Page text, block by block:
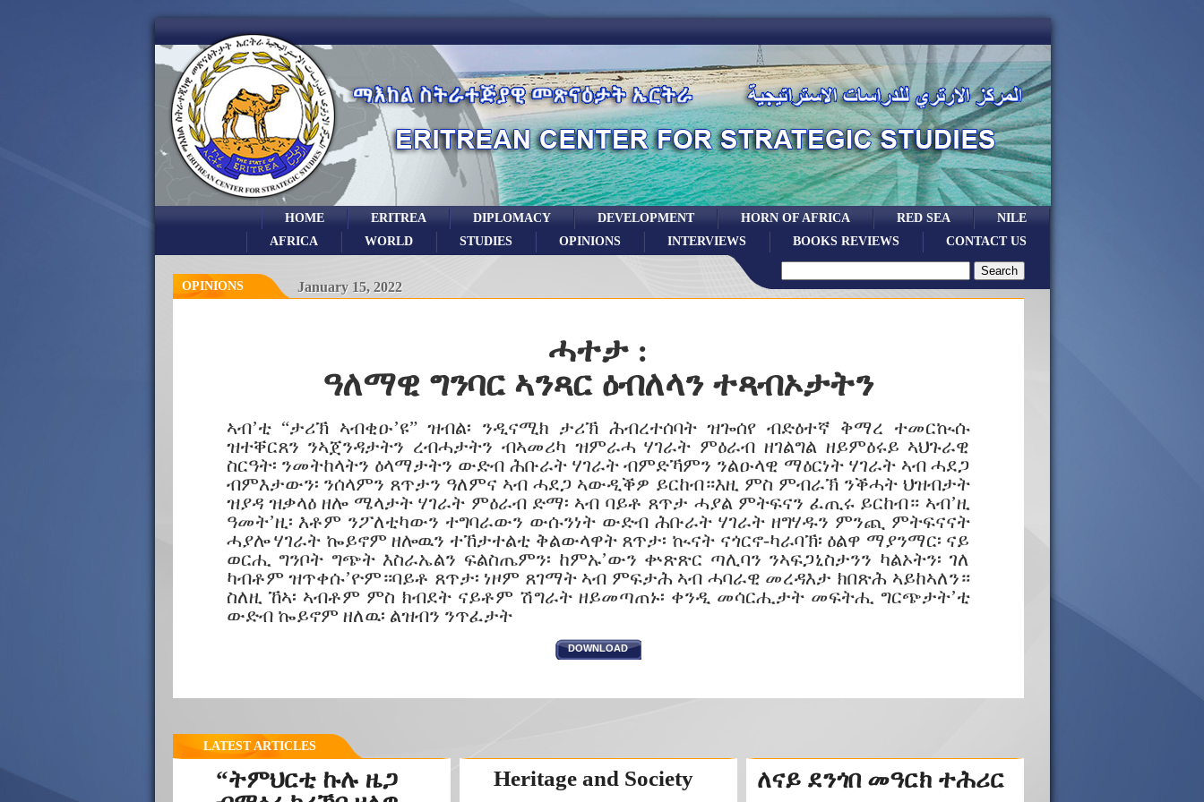
NILE
RED SEA
HORN OF AFRICA
DEVELOPMENT
DIPLOMACY
ERITREA
HOME
CONTACT US
BOOKS REVIEWS
INTERVIEWS
OPINIONS
STUDIES
WORLD
AFRICA
OPINIONS January 15, 2022
ሓተታ :
ዓለማዊ ግንባር ኣንጻር ዕብለላን ተጻብኦታትን
ኣብ’ቲ “ታሪኽ ኣብቂዑ’ዩ” ዝብል፡ ንዲናሚክ ታሪኽ ሕብረተሰባት ዝጐሰየ ብድዕተኛ ቅማረ ተመርኲሱ
ዝተቐርጸን ንኣጀንዳታትን ረብሓታትን ብኣመሪካ ዝምራሓ ሃገራት ምዕራብ ዘገልግል ዘይምዕሩይ ኣህጉራዊ
ስርዓት፡ ንመትከላትን ዕላማታትን ውድብ ሕቡራት ሃገራት ብምድኻምን ንልዑላዊ ማዕርነት ሃገራት ኣብ ሓደጋ
ብምእታውን፡ ንሰላምን ጸጥታን ዓለምና ኣብ ሓደጋ ኣውዲቕዎ ይርከብ።እዚ ምስ ምብራኽ ንቕሓት ህዝብታት
ዝያዳ ዝቃላዕ ዘሎ ሜላታት ሃገራት ምዕራብ ድማ፡ ኣብ ባይቶ ጸጥታ ሓያል ምትፍናን ፈጢሩ ይርከብ። ኣብ’ዚ
ዓመት’ዚ፡ እቶም ንፖለቲካውን ተግባራውን ውሱንነት ውድብ ሕቡራት ሃገራት ዘግሃዱን ምንጪ ምትፍናናት
ሓያሎ ሃገራት ኰይኖም ዘሎዉን ተኸታተልቲ ቅልውላዋት ጸጥታ፡ ኲናት ናጎርኖ-ካራባኽ፡ ዕልዋ ማያንማር፡ ናይ
ወርሒ ግንቦት ግጭት እስራኤልን ፍልስጤምን፡ ከምኡ’ውን ቍጽጽር ጣሊባን ንኣፍጋኒስታንን ካልኦትን፡ ገለ
ካብቶም ዝጥቀሱ’ዮም።ባይቶ ጸጥታ፡ ነዞም ጸገማት ኣብ ምፍታሕ ኣብ ሓባራዊ መረዳእታ ክበጽሕ ኣይከኣለን።
ስለዚ ኸኣ፡ ኣብቶም ምስ ክብደት ናይቶም ሽግራት ዘይመጣጠኑ፡ ቀንዲ መሳርሒታት መፍትሒ ግርጭታት’ቲ
ውድብ ኰይኖም ዘለዉ፡ ልዝብን ንጥፈታት
DOWNLOAD
LATEST ARTICLES
“ትምህርቲ ኩሉ ዜጋ
Heritage and Society ለናይ ደንጎበ መዓርክ ተሕሪር